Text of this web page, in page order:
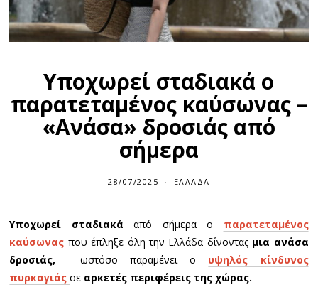
Υποχωρεί σταδιακά ο
παρατεταμένος καύσωνας –
«Ανάσα» δροσιάς από
σήμερα
28/07/2025 ΕΛΛΆΔΑ
Υποχωρεί σταδιακάαπό σήμερα ο παρατεταμένος
καύσωνας που έπληξε όλη την Ελλάδα δίνοντας μια ανάσα
δροσιάς,
ωστόσο παραμένει ο
υψηλός κίνδυνος
πυρκαγιάςσε αρκετές περιφέρεις της χώρας.